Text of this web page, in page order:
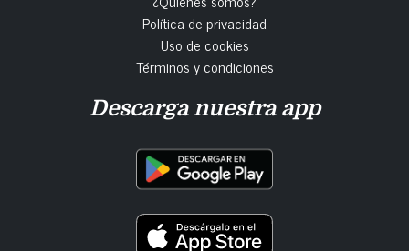
Política de privacidad
Uso de cookies
Términos y condiciones
Descarga nuestra app